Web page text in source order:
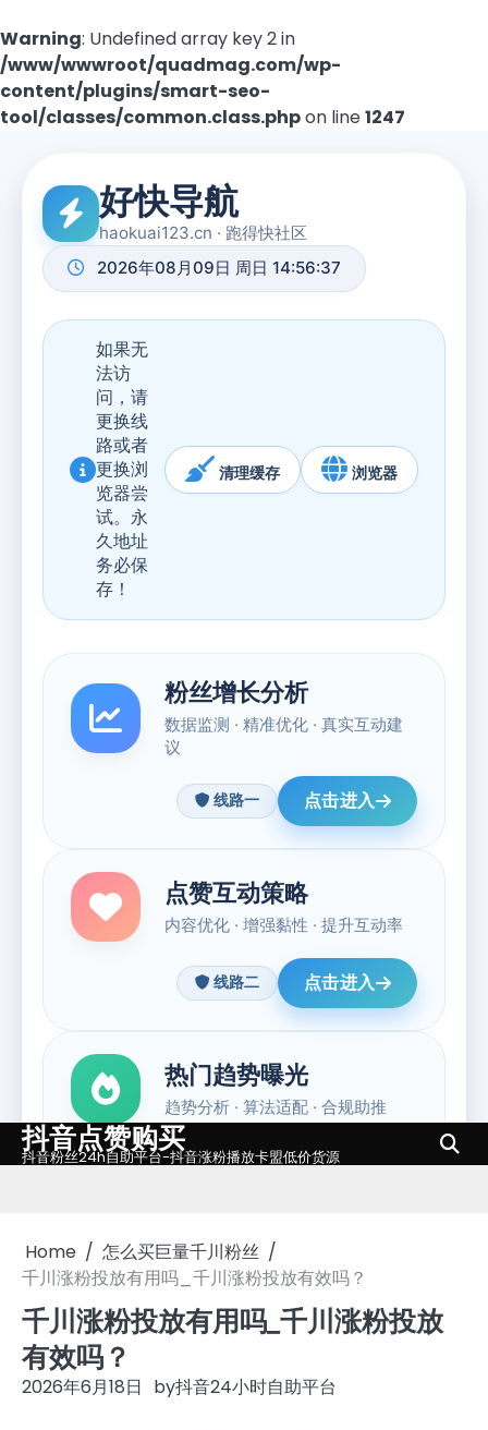
Warning: Undefined array key 2 in
/www/wwwroot/quadmag.com/wp-
content/plugins/smart-seo-
tool/classes/common.class.phpon line1247
Skip
to
抖音点赞购买
抖音粉丝24h自助平台-抖音涨粉播放卡盟低价货源
Home
怎么买巨量千川粉丝
千川涨粉投放有用吗_千川涨粉投放有效吗？
千川涨粉投放有用吗_千川涨粉投放
有效吗？
2026年6月18日 by抖音24小时自助平台